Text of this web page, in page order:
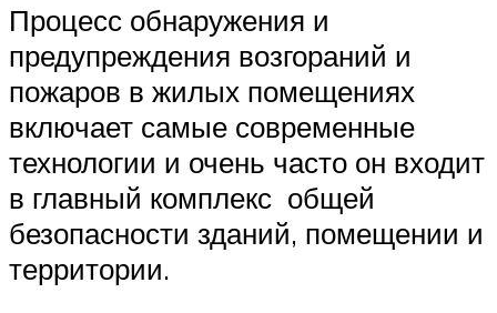
Процесс обнаружения и
предупреждения возгораний и
пожаров в жилых помещениях
включает самые современные
технологии и очень часто он входит
в главный комплекс общей
безопасности зданий, помещении и
территории.